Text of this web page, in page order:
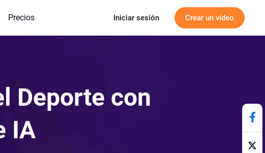
Precios Iniciar sesión Crear un vídeo
Deporte con
IA